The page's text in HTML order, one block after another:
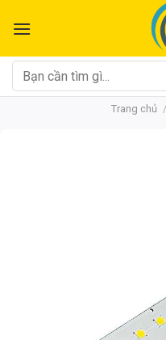
đến
dung
Tìm
kiếm:
Trang chủ /